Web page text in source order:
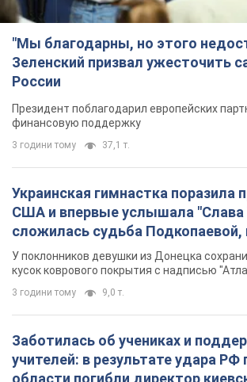
сложилась судьба Подкопаевой,
лет назад завоевала "золото"
У поклонников девушки из Донецка
кусок коврового покрытия с надписью
3 години тому 9,0 т.
Заботилась об учениках и
учителей: в результате удара РФ
7 годин тому